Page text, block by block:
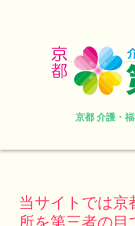
京都 介護・
当サイトでは
所を第三者の